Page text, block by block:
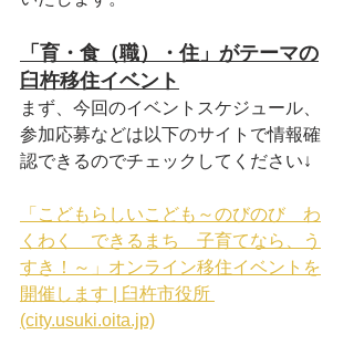
「育・食（職）・住」がテーマの
臼杵移住イベント
まず、今回のイベントスケジュール、
参加応募などは以下のサイトで情報確
認できるのでチェックしてください↓
「こどもらしいこども～のびのび　わ
くわく　できるまち　子育てなら、う
すき！～」オンライン移住イベントを
開催します | 臼杵市役所
(city.usuki.oita.jp)